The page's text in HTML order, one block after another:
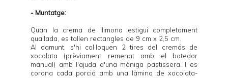
- Muntatge:
Quan la crema de llimona estigui completament
quallada, es tallen rectangles de 9 cm x 2,5 cm.
Al damunt, s'hi col·loquen 2 tires del cremós de
xocolata (prèviament remenat amb el batedor
manual) amb l'ajuda d'una màniga pastissera. I es
corona cada porció amb una làmina de xocolata-